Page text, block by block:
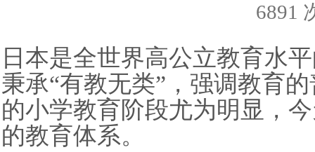
6891
日本是全世界高公立教育水
秉承“有教无类”，强调教育
的小学教育阶段尤为明显，
的教育体系。